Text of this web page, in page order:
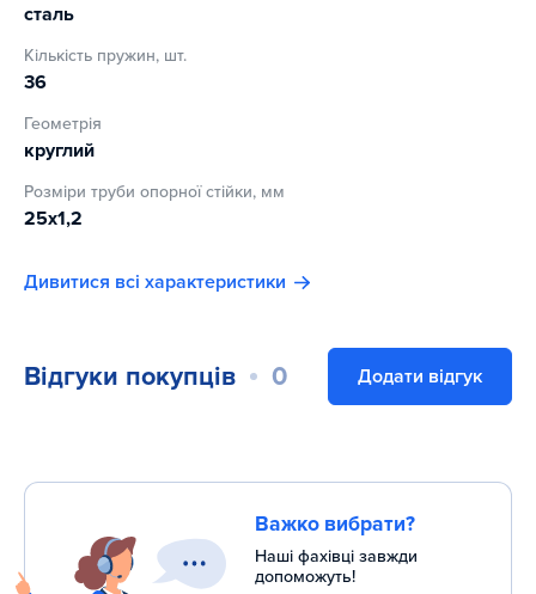
сталь
Кількість пружин, шт.
36
Геометрія
круглий
Розміри труби опорної стійки, мм
25х1,2
Дивитися всі характеристики
Відгуки покупців 0 Додати відгук
Важко вибрати?
Наші фахівці завжди
допоможуть!